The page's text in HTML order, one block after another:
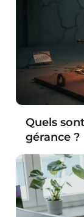
Quels
gérance ?